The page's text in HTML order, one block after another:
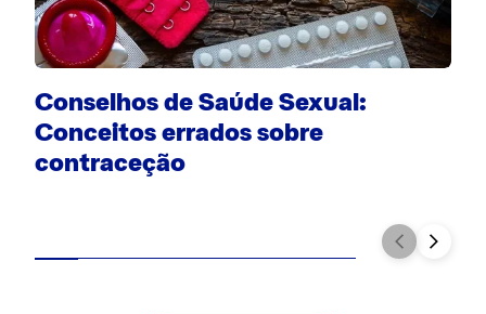
Conselhos de Saúde Sexual:
Conceitos errados sobre
contraceção